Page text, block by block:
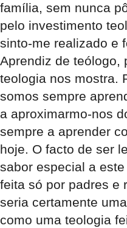
família, sem nunca
pelo investimento
sinto-me realizado e
Aprendiz de teólogo,
teologia nos mostra.
somos sempre
a aproximarmo-nos
sempre a aprender
hoje. O facto de ser
sabor especial a
feita só por padres e
seria certamente
como uma teologia